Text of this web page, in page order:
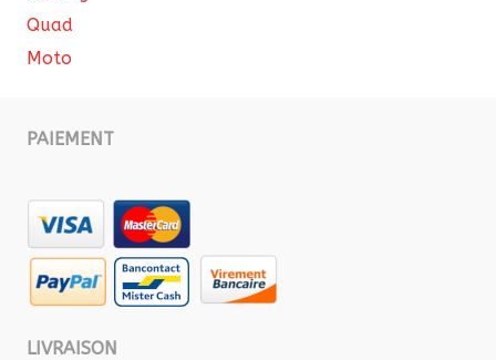
Quad
Moto
PAIEMENT
LIVRAISON